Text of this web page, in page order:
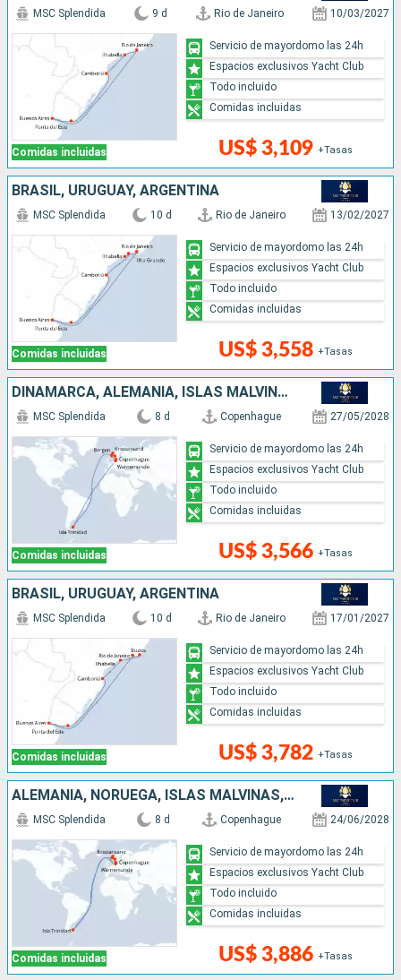
Comidas incluidas
MSC Splendida 9 d Rio de Janeiro 10/03/2027
US$ 3,109 +Tasas
Servicio de mayordomo las 24h
Espacios exclusivos Yacht Club
Todo incluido
Comidas incluidas
BRASIL, URUGUAY, ARGENTINA
Comidas incluidas
MSC Splendida 10 d Rio de Janeiro 13/02/2027
US$ 3,558 +Tasas
Servicio de mayordomo las 24h
Espacios exclusivos Yacht Club
Todo incluido
Comidas incluidas
DINAMARCA, ALEMANIA, ISLAS MALVINAS, NORUEGA
Comidas incluidas
MSC Splendida 8 d Copenhague 27/05/2028
US$ 3,566 +Tasas
Servicio de mayordomo las 24h
Espacios exclusivos Yacht Club
Todo incluido
Comidas incluidas
BRASIL, URUGUAY, ARGENTINA
Comidas incluidas
MSC Splendida 10 d Rio de Janeiro 17/01/2027
US$ 3,782 +Tasas
Servicio de mayordomo las 24h
Espacios exclusivos Yacht Club
Todo incluido
Comidas incluidas
ALEMANIA, NORUEGA, ISLAS MALVINAS, DINAMARCA
Comidas incluidas
MSC Splendida 8 d Copenhague 24/06/2028
US$ 3,886 +Tasas
Servicio de mayordomo las 24h
Espacios exclusivos Yacht Club
Todo incluido
Comidas incluidas